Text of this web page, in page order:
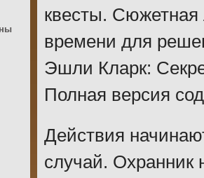
квесты. Сюжетная
времени для
Эшли Кларк:
Полная версия
Действия
случай. Охранник